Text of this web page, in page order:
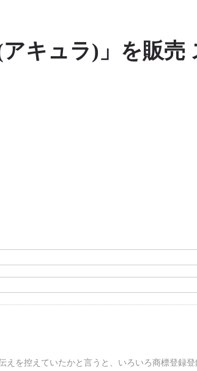
キュラ)」を販売
を控えていたかと言うと、いろいろ商標登録登